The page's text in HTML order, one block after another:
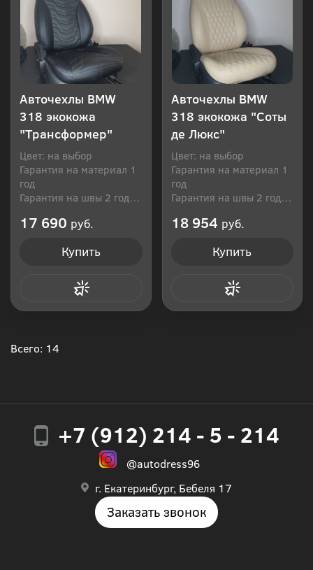
Авточехлы BMW
318 экокожа
"Трансформер"
Цвет: на выбор
Гарантия на материал 1
год
Гарантия на швы 2 года
17 690 руб.
Купить
Авточехлы BMW
318 экокожа "Соты
де Люкс"
Цвет: на выбор
Гарантия на материал 1
год
Гарантия на швы 2 года
18 954 руб.
Купить
Всего: 14
+7 (912) 214 - 5 - 214
@autodress96
г. Екатеринбург, Бебеля 17
Заказать звонок